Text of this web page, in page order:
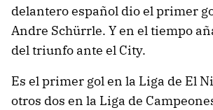
delantero español dio el primer
Andre Schürrle. Y en el tiempo
del triunfo ante el City.
Es el primer gol en la Liga de El
otros dos en la Liga de